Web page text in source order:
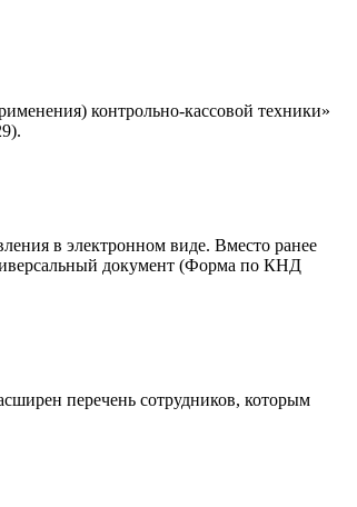
контрольно-кассовой техники»
в электронном виде. Вместо ранее
документ (Форма по КНД
перечень сотрудников, которым